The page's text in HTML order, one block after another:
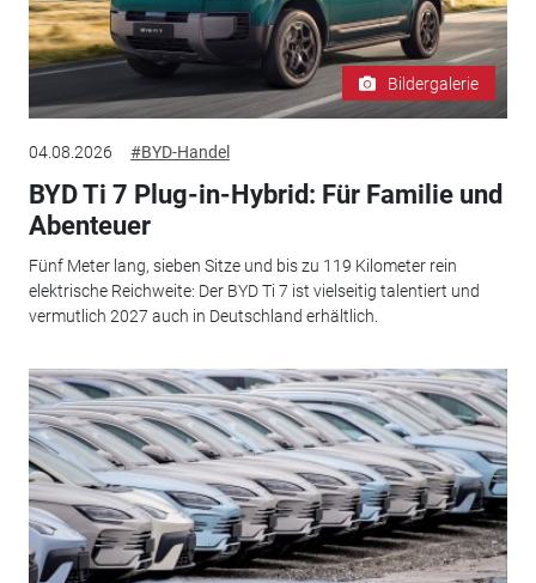
Bildergalerie
04.08.2026 #BYD-Handel
BYD Ti 7 Plug-in-Hybrid: Für Familie und
Abenteuer
Fünf Meter lang, sieben Sitze und bis zu 119 Kilometer rein
elektrische Reichweite: Der BYD Ti 7 ist vielseitig talentiert und
vermutlich 2027 auch in Deutschland erhältlich.